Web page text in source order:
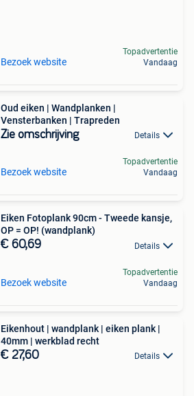
Bezoek website
Topadvertentie
Vandaag
Oud eiken | Wandplanken |
Vensterbanken | Trapreden
Zie omschrijving Details
Bezoek website
Topadvertentie
Vandaag
Eiken Fotoplank 90cm - Tweede kansje,
OP = OP! (wandplank)
€ 60,69 Details
Bezoek website
Topadvertentie
Vandaag
Eikenhout | wandplank | eiken plank |
40mm | werkblad recht
€ 27,60 Details